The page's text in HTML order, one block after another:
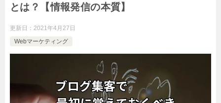
とは？【情報発信の本質】
更新日： 2021年4月27日
Webマーケティング